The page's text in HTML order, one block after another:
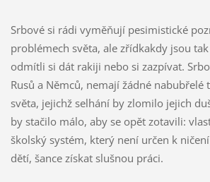
Srbové si rádi vyměňují pesimistické
problémech světa, ale zřídkakdy jsou
odmítli si dát rakiji nebo si zazpívat.
Rusů a Němců, nemají žádné
světa, jejichž selhání by zlomilo jejich
by stačilo málo, aby se opět zotavili:
školský systém, který není určen k
dětí, šance získat slušnou práci.